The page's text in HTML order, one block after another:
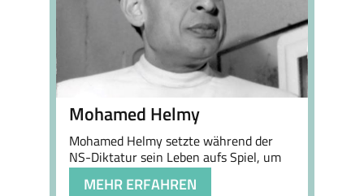
Mohamed Helmy
Mohamed Helmy setzte während der
NS-Diktatur sein Leben aufs Spiel, um
kranken …
MEHR ERFAHREN